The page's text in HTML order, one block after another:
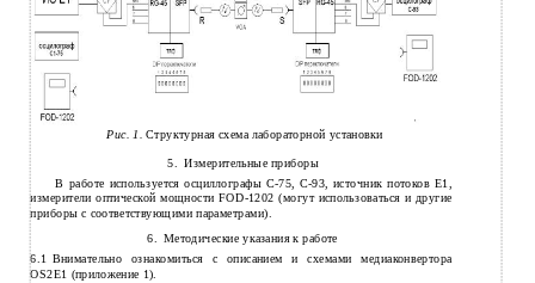
Рис. 1.Структурная схема лабораторной установки
5. Измерительные приборы
В работе используется осциллографы С-75, С-93, источник потоков Е1,
измерители оптической мощности FOD-1202 (могут использоваться и другие
приборы с соответствующими параметрами).
6. Методические указания к работе
6.1 Внимательно ознакомиться с описанием и схемами медиаконвертора
OS2E1 (приложение 1).